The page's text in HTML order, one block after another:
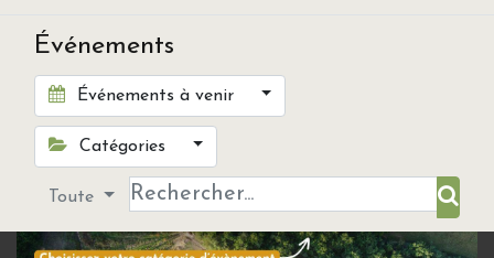
Événements
Événements à venir
Catégories
Toute